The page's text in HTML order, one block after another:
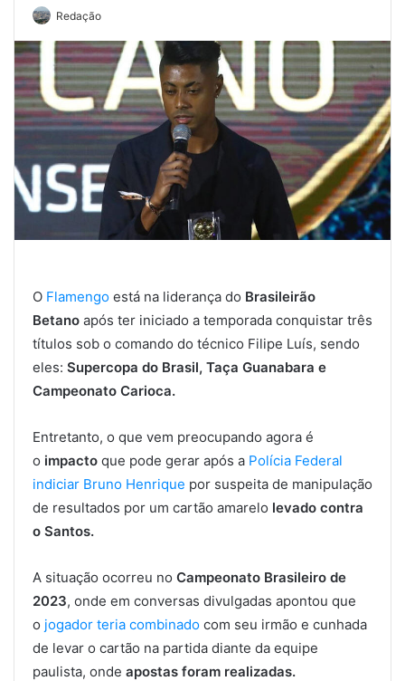
Redação
O Flamengo está na liderança do Brasileirão
Betano após ter iniciado a temporada conquistar três
títulos sob o comando do técnico Filipe Luís, sendo
eles: Supercopa do Brasil, Taça Guanabara e
Campeonato Carioca.
Entretanto, o que vem preocupando agora é
o impacto que pode gerar após a Polícia Federal
indiciar Bruno Henrique por suspeita de manipulação
de resultados por um cartão amarelo levado contra
o Santos.
A situação ocorreu no Campeonato Brasileiro de
2023, onde em conversas divulgadas apontou que
o jogador teria combinado com seu irmão e cunhada
de levar o cartão na partida diante da equipe
paulista, onde apostas foram realizadas.